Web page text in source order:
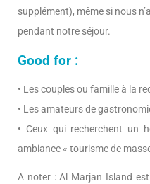
supplément), même si nous
pendant notre séjour.
Good for :
• Les couples ou famille à la
• Les amateurs de
• Ceux qui recherchent un
ambiance « tourisme de
A noter : Al Marjan Island